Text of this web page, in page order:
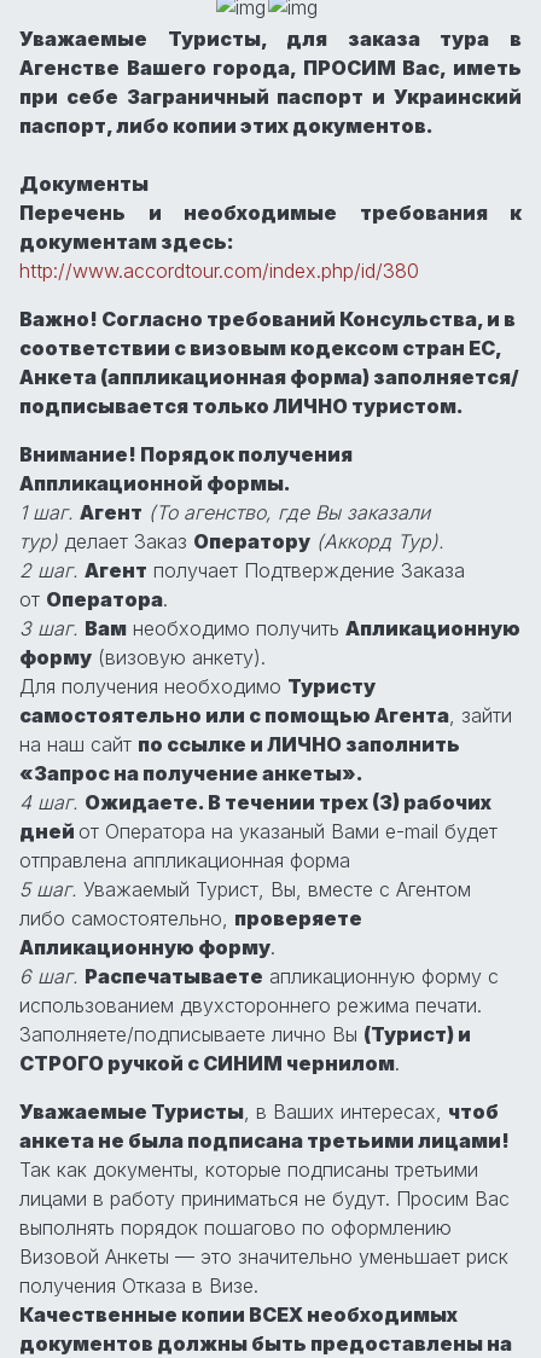
Уважаемые Туристы, для заказа тура в
Агенстве Вашего города, ПРОСИМ Вас, иметь
при себе Заграничный паспорт и Украинский
паспорт, либо копии этих документов.
Документы
Перечень и необходимые требования к
документам здесь:
http://www.accordtour.com/index.php/id/380
Важно! Согласно требований Консульства, и в
соответствии с визовым кодексом стран ЕС,
Анкета (аппликационная форма) заполняется/
подписывается только ЛИЧНО туристом.
Внимание! Порядок получения
Аппликационной формы.
1 шаг. Агент (То агенство, где Вы заказали
тур) делает Заказ Оператору (Аккорд Тур).
2 шаг. Агент получает Подтверждение Заказа
от Оператора.
3 шаг. Вам необходимо получить Апликационную
форму (визовую анкету).
Для получения необходимо Туристу
самостоятельно или с помощью Агента , зайти
на наш сайт по ссылке и ЛИЧНО заполнить
«Запрос на получение анкеты».
4 шаг. Ожидаете. В течении трех (3) рабочих
дней от Оператора на указаный Вами e-mail будет
отправлена аппликационная форма
5 шаг. Уважаемый Турист, Вы, вместе с Агентом
либо самостоятельно, проверяете
Апликационную форму.
6 шаг. Распечатываете апликационную форму с
использованием двухстороннего режима печати.
Заполняете/подписываете лично Вы (Турист) и
СТРОГО ручкой с СИНИМ чернилом.
Уважаемые Туристы , в Ваших интересах, чтоб
анкета не была подписана третьими лицами!
Так как документы, которые подписаны третьими
лицами в работу приниматься не будут. Просим Вас
выполнять порядок пошагово по оформлению
Визовой Анкеты — это значительно уменьшает риск
получения Отказа в Визе.
Качественные копии ВСЕХ необходимых
документов должны быть предоставлены на